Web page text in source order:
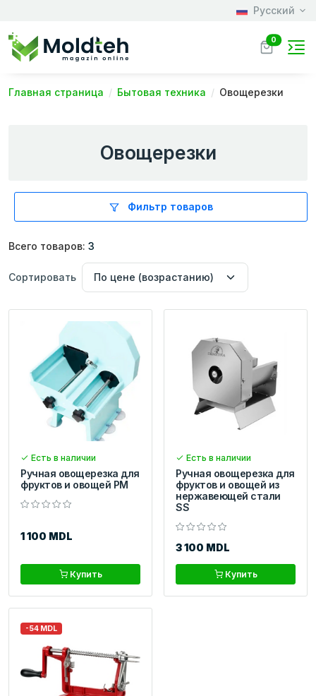
Русский
0
Главная страница Бытовая техника Овощерезки
Овощерезки
Фильтр товаров
Всего товаров: 3
Сортировать
Есть в наличии
Ручная овощерезка для
фруктов и овощей PM
1 100 MDL
Купить
Есть в наличии
Ручная овощерезка для
фруктов и овощей из
нержавеющей стали
SS
3 100 MDL
Купить
-54 MDL